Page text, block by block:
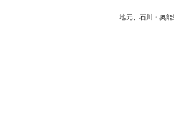
地元、石川・奥